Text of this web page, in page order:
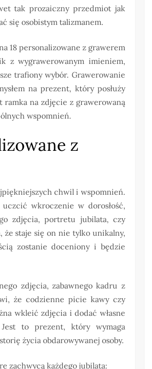
tak prozaiczny przedmiot jak
się osobistym talizmanem.
18 personalizowane z grawerem
z wygrawerowanym imieniem,
trafiony wybór. Grawerowanie
na prezent, który posłuży
na zdjęcie z grawerowaną
wspomnień.
z
chwil i wspomnień.
wkroczenie w dorosłość,
zdjęcia, portretu jubilata, czy
staje się on nie tylko unikalny,
zostanie doceniony i będzie
zdjęcia, zabawnego kadru z
że codzienne picie kawy czy
wkleić zdjęcia i dodać własne
to prezent, który wymaga
życia obdarowywanej osoby.
zachwycą każdego jubilata: